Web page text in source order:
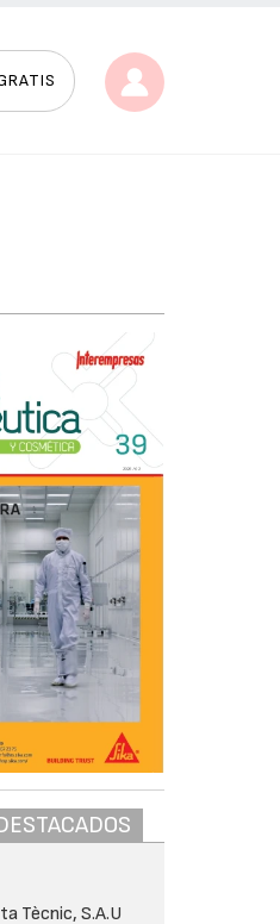
Tècnic, S.A.U